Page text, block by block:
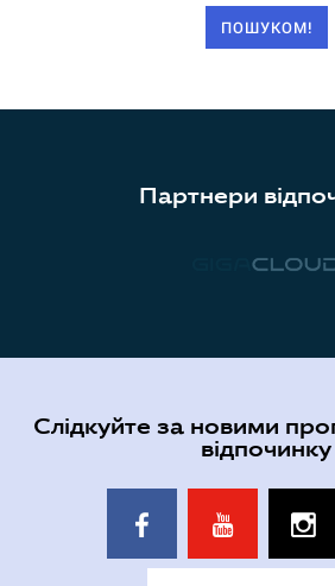
ПОШУКОМ!
Партнери
Слідкуйте за новими
відпочинку